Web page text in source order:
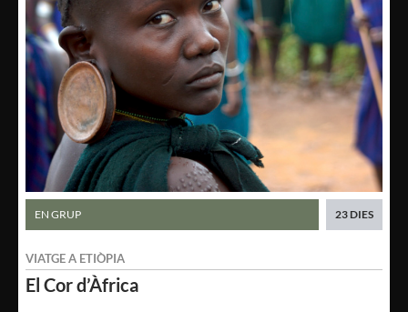
El Cord’Àfrica
VIATGE A ETIÒPIA
EN GRUP 23 DIES